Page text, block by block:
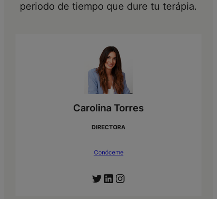
periodo de tiempo que dure tu terápia.
Carolina Torres
DIRECTORA
Conóceme
Twitter LinkedIn Instagram